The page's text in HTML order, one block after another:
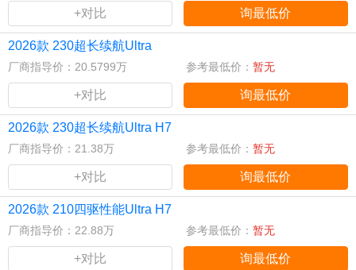
+对比 询最低价
2026款 230超长续航Ultra
厂商指导价：20.5799万 参考最低价： 暂无
+对比 询最低价
2026款 230超长续航Ultra H7
厂商指导价：21.38万 参考最低价： 暂无
+对比 询最低价
2026款 210四驱性能Ultra H7
厂商指导价：22.88万 参考最低价： 暂无
+对比 询最低价